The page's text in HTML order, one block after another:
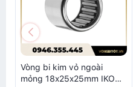
Vòng bi kim vỏ ngoài
mỏng 18x25x25mm IKO